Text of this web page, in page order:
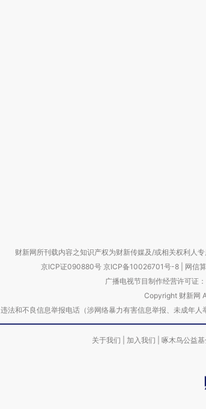
财新网所刊载内容之知识产权为财新传媒及/或相关权利人
京ICP证090880号 京ICP备10026701号-8 网信
广播电视节目制作经营许可证
Copyright 财新网
违法和不良信息举报电话（涉网络暴力有害信息举报、未成
关于我们 加入我们 啄木鸟公益